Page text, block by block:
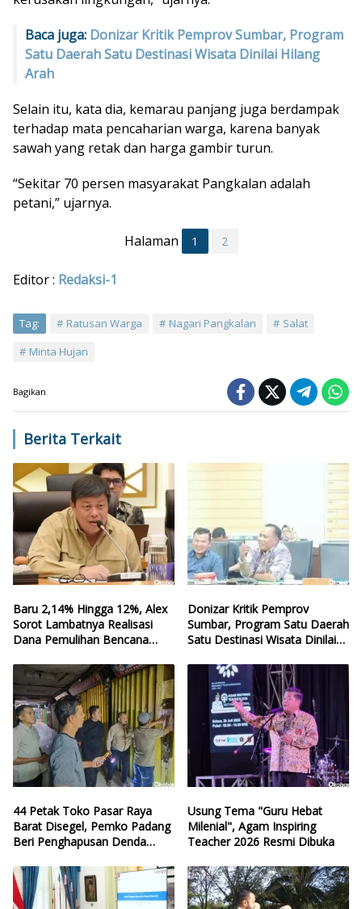
Baca juga: Donizar Kritik Pemprov Sumbar, Program
Satu Daerah Satu Destinasi Wisata Dinilai Hilang
Arah
Selain itu, kata dia, kemarau panjang juga berdampak
terhadap mata pencaharian warga, karena banyak
sawah yang retak dan harga gambir turun.
“Sekitar 70 persen masyarakat Pangkalan adalah
petani,” ujarnya.
Halaman 1 2
Editor : Redaksi-1
Tag: Ratusan Warga Nagari Pangkalan
Salat
Minta Hujan
Bagikan
Berita Terkait
Baru 2,14% Hingga 12%, Alex
Sorot Lambatnya Realisasi
Dana Pemulihan Bencana
Donizar Kritik Pemprov
Sumbar, Program Satu Daerah
Satu Destinasi Wisata Dinilai
44 Petak Toko Pasar Raya
Barat Disegel, Pemko Padang
Beri Penghapusan Denda
Usung Tema "Guru Hebat
Milenial", Agam Inspiring
Teacher 2026 Resmi Dibuka